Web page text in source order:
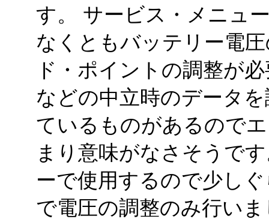
す。 サービス・メニュ
なくともバッテリー電
ド・ポイントの調整が
などの中立時のデータ
ているものがあるので
まり意味がなさそうで
ーで使用するので少し
で電圧の調整のみ行い